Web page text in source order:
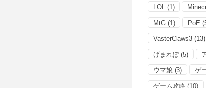
LOL (1)
MtG (1) PoE
VasterClaws3 (13)
げまれぽ(5)
ウマ娘 (3) ゲ
ゲーム攻略 (10)